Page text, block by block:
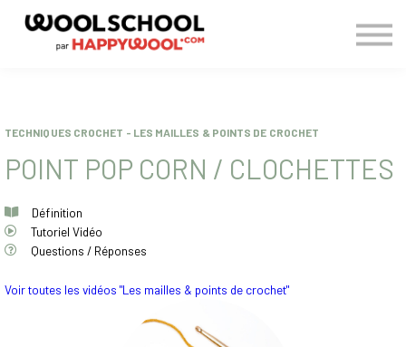
> BLOG
TECHNIQUES CROCHET - LES MAILLES & POINTS DE CROCHET
POINT POP CORN / CLOCHETTES
Définition
Tutoriel Vidéo
Questions / Réponses
Voir toutes les vidéos "Les mailles & points de crochet"